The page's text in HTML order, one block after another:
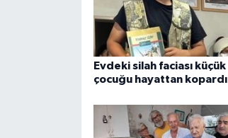
Evdeki silah faciası küçük
çocuğu hayattan kopardı